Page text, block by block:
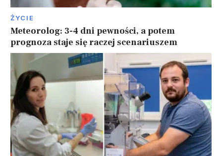
ŻYCIE
Meteorolog: 3-4 dni pewności, a potem
prognoza staje się raczej scenariuszem